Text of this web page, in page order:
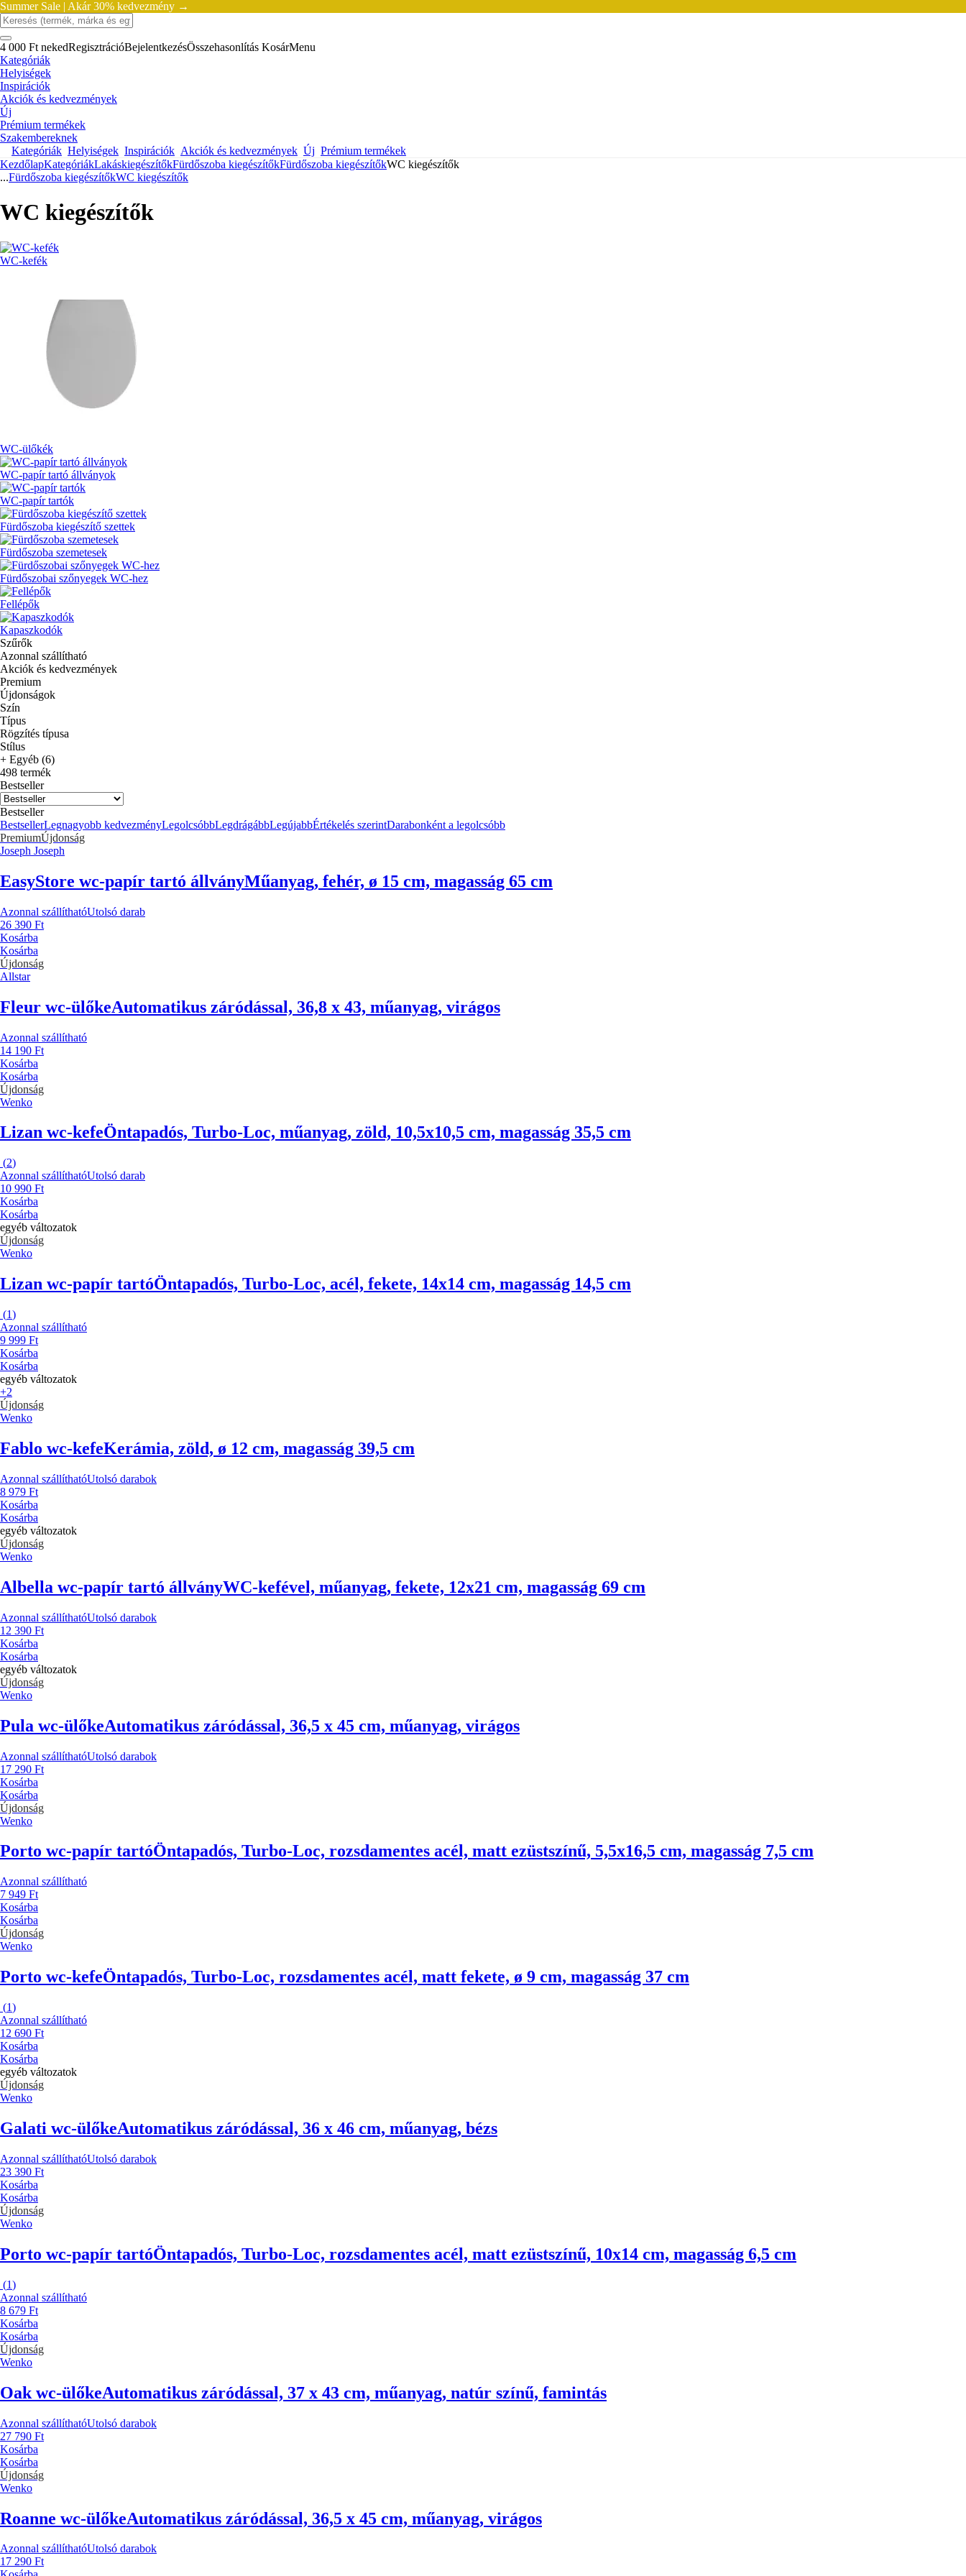
Summer Sale | Akár 30% kedvezmény →
4 000 Ft nekedRegisztrációBejelentkezésÖsszehasonlítás KosárMenu
Kategóriák
Helyiségek
Inspirációk
Akciók és kedvezmények
Új
Prémium termékek
Szakembereknek
Kategóriák Helyiségek Inspirációk Akciók és kedvezmények Új Prémium termékek
KezdőlapKategóriákLakáskiegészítőkFürdőszoba kiegészítőkFürdőszoba kiegészítőkWC kiegészítők
...Fürdőszoba kiegészítőkWC kiegészítők
WC kiegészítők
WC-kefék
WC-ülőkék
WC-papír tartó állványok
WC-papír tartók
Fürdőszoba kiegészítő szettek
Fürdőszoba szemetesek
Fürdőszobai szőnyegek WC-hez
Fellépők
Kapaszkodók
Szűrők
Azonnal szállítható
Akciók és kedvezmények
Premium
Újdonságok
Szín
Típus
Rögzítés típusa
Stílus
+ Egyéb (6)
498 termék
Bestseller
Bestseller
BestsellerLegnagyobb kedvezményLegolcsóbbLegdrágábbLegújabbÉrtékelés szerintDarabonként a legolcsóbb
PremiumÚjdonság
Joseph Joseph
EasyStore wc-papír tartó állványMűanyag, fehér, ø 15 cm, magasság 65 cm
Azonnal szállíthatóUtolsó darab
26 390 Ft
Kosárba
Kosárba
Újdonság
Allstar
Fleur wc-ülőkeAutomatikus záródással, 36,8 x 43, műanyag, virágos
Azonnal szállítható
14 190 Ft
Kosárba
Kosárba
Újdonság
Wenko
Lizan wc-kefeÖntapadós, Turbo-Loc, műanyag, zöld, 10,5x10,5 cm, magasság 35,5 cm
(2)
Azonnal szállíthatóUtolsó darab
10 990 Ft
Kosárba
Kosárba
egyéb változatok
Újdonság
Wenko
Lizan wc-papír tartóÖntapadós, Turbo-Loc, acél, fekete, 14x14 cm, magasság 14,5 cm
(1)
Azonnal szállítható
9 999 Ft
Kosárba
Kosárba
egyéb változatok
+2
Újdonság
Wenko
Fablo wc-kefeKerámia, zöld, ø 12 cm, magasság 39,5 cm
Azonnal szállíthatóUtolsó darabok
8 979 Ft
Kosárba
Kosárba
egyéb változatok
Újdonság
Wenko
Albella wc-papír tartó állványWC-kefével, műanyag, fekete, 12x21 cm, magasság 69 cm
Azonnal szállíthatóUtolsó darabok
12 390 Ft
Kosárba
Kosárba
egyéb változatok
Újdonság
Wenko
Pula wc-ülőkeAutomatikus záródással, 36,5 x 45 cm, műanyag, virágos
Azonnal szállíthatóUtolsó darabok
17 290 Ft
Kosárba
Kosárba
Újdonság
Wenko
Porto wc-papír tartóÖntapadós, Turbo-Loc, rozsdamentes acél, matt ezüstszínű, 5,5x16,5 cm, magasság 7,5 cm
Azonnal szállítható
7 949 Ft
Kosárba
Kosárba
Újdonság
Wenko
Porto wc-kefeÖntapadós, Turbo-Loc, rozsdamentes acél, matt fekete, ø 9 cm, magasság 37 cm
(1)
Azonnal szállítható
12 690 Ft
Kosárba
Kosárba
egyéb változatok
Újdonság
Wenko
Galati wc-ülőkeAutomatikus záródással, 36 x 46 cm, műanyag, bézs
Azonnal szállíthatóUtolsó darabok
23 390 Ft
Kosárba
Kosárba
Újdonság
Wenko
Porto wc-papír tartóÖntapadós, Turbo-Loc, rozsdamentes acél, matt ezüstszínű, 10x14 cm, magasság 6,5 cm
(1)
Azonnal szállítható
8 679 Ft
Kosárba
Kosárba
Újdonság
Wenko
Oak wc-ülőkeAutomatikus záródással, 37 x 43 cm, műanyag, natúr színű, famintás
Azonnal szállíthatóUtolsó darabok
27 790 Ft
Kosárba
Kosárba
Újdonság
Wenko
Roanne wc-ülőkeAutomatikus záródással, 36,5 x 45 cm, műanyag, virágos
Azonnal szállíthatóUtolsó darabok
17 290 Ft